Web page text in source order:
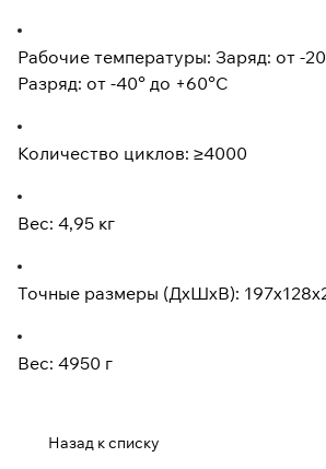
Рабочие температуры: Заряд: от -
Разряд: от -40° до +60°С
Количество циклов: ≥4000
Вес: 4,95 кг
Точные размеры (ДxШxВ):
Вес: 4950 г
Назад к списку